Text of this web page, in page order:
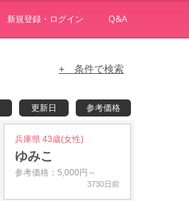
新規登録・ログイン Q&A
+ 条件で検索
更新日 参考価格
兵庫県 43歳(女性)
ゆみこ
参考価格：5,000円～
3730日前